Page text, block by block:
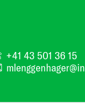
+41 43 501 36 15